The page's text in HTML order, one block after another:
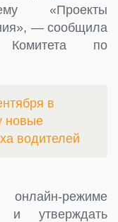
«Проекты
— сообщила
Комитета по
в
новые
водителей
режиме
и утверждать